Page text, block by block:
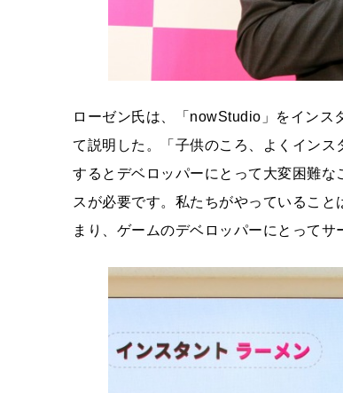
ローゼン氏は、「nowStudio」をインス
て説明した。「子供のころ、よくイン
するとデベロッパーにとって大変困難
スが必要です。私たちがやっているこ
まり、ゲームのデベロッパーにとって